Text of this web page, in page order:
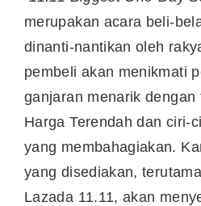
merupakan acara beli-
dinanti-nantikan oleh
pembeli akan menikmati
ganjaran menarik dengan
Harga Terendah dan ciri-
yang membahagiakan.
yang disediakan,
Lazada 11.11, akan